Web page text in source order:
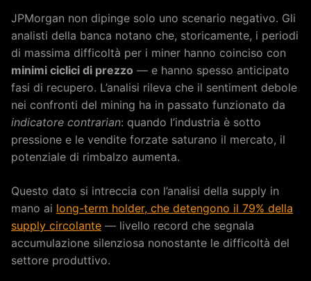
JPMorgan non dipinge solo uno scenario negativo. Gli
analisti della banca notano che, storicamente, i periodi
di massima difficoltà per i miner hanno coinciso con
minimi ciclici di prezzo — e hanno spesso anticipato
fasi di recupero. L’analisi rileva che il sentiment debole
nei confronti del mining ha in passato funzionato da
indicatore contrarian: quando l’industria è sotto
pressione e le vendite forzate saturano il mercato, il
potenziale di rimbalzo aumenta.
Questo dato si intreccia con l’analisi della supply in
mano ai long-term holder, che detengono il 79% della
supply circolante — livello record che segnala
accumulazione silenziosa nonostante le difficoltà del
settore produttivo.